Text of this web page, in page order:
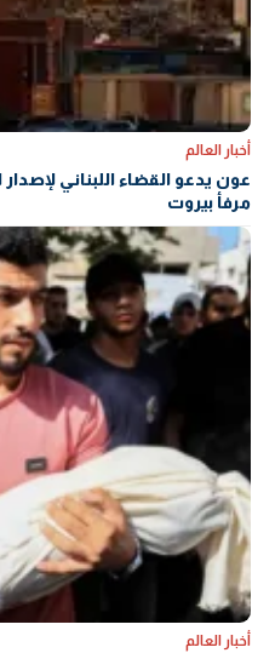
أخبار العالم
عون يدعو القضاء اللبناني
مرفأ بيروت
أخبار العالم